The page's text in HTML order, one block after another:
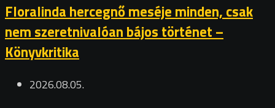
Floralinda hercegnő meséje minden, csak
nem szeretnivalóan bájos történet –
Könyvkritika
2026.08.05.